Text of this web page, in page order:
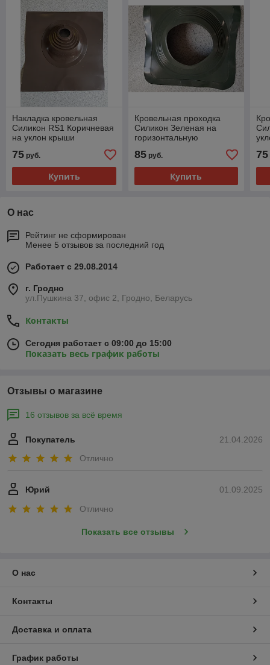
Накладка кровельная
Силикон RS1 Коричневая
на уклон крыши
75 руб.
Купить
Кровельная проходка
Силикон Зеленая на
горизонтальную
85руб.
Купить
75
О нас
Рейтинг не сформирован
Менее 5 отзывов за последний год
Работает с 29.08.2014
г. Гродно
ул.Пушкина 37, офис 2, Гродно, Беларусь
Контакты
Сегодня работает с 09:00 до 15:00
Показать весь график работы
Отзывы о магазине
16 отзывов за всё время
21.04.2026
Покупатель
Отлично
01.09.2025
Юрий
Отлично
Показать все отзывы
О нас
Контакты
Доставка и оплата
График работы